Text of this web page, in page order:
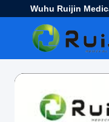
Wuhu Ruijin